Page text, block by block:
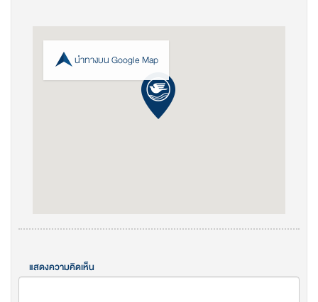
นำทางบน Google Map
แสดงความคิดเห็น